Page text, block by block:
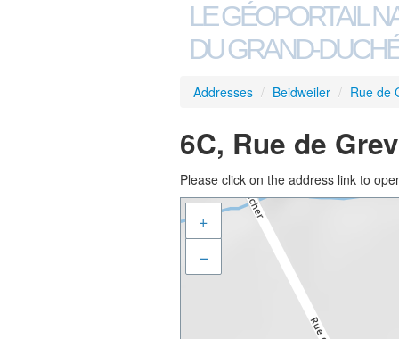
LE GÉOPORTAIL
DU GRAND-
Addresses / Beidweiler / Rue de
6C, Rue de
Please click on the address link to
+
–